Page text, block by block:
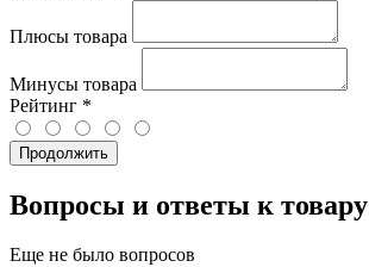
Плюсы товара
Минусы товара
Рейтинг *
Продолжить
Вопросы и ответы к товару
Еще не было вопросов